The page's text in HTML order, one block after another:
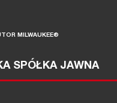
MILWAUKEE®
SPÓŁKA JAWNA